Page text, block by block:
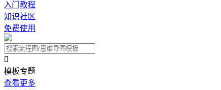
入门教程
知识社区
免费使用

模板专题
查看更多